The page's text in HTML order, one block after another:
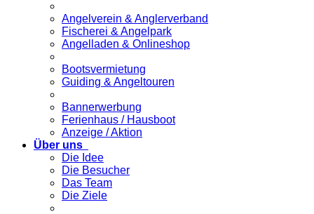
Angelverein & Anglerverband
Fischerei & Angelpark
Angelladen & Onlineshop
Bootsvermietung
Guiding & Angeltouren
Bannerwerbung
Ferienhaus / Hausboot
Anzeige / Aktion
Über uns
Die Idee
Die Besucher
Das Team
Die Ziele